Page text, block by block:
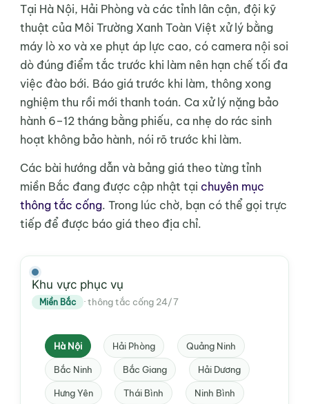
Tại Hà Nội, Hải Phòng và các tỉnh lân cận, đội kỹ
thuật của Môi Trường Xanh Toàn Việt xử lý bằng
máy lò xo và xe phụt áp lực cao, có camera nội soi
dò đúng điểm tắc trước khi làm nên hạn chế tối đa
việc đào bới. Báo giá trước khi làm, thông xong
nghiệm thu rồi mới thanh toán. Ca xử lý nặng bảo
hành 6–12 tháng bằng phiếu, ca nhẹ do rác sinh
hoạt không bảo hành, nói rõ trước khi làm.
Các bài hướng dẫn và bảng giá theo từng tỉnh
miền Bắc đang được cập nhật tại chuyên mục
thông tắc cống. Trong lúc chờ, bạn có thể gọi trực
tiếp để được báo giá theo địa chỉ.
Khu vực phục vụ
Miền Bắc · thông tắc cống 24/7
Hà Nội Hải Phòng Quảng Ninh
Bắc Ninh Bắc Giang Hải Dương
Hưng Yên Thái Bình Ninh Bình